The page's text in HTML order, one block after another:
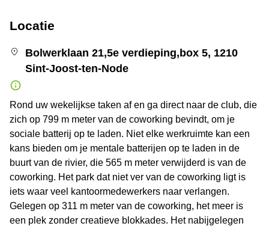
Locatie
Bolwerklaan 21,5e verdieping,box 5, 1210
Sint-Joost-ten-Node
Rond uw wekelijkse taken af en ga direct naar de club, die
zich op 799 m meter van de coworking bevindt, om je
sociale batterij op te laden. Niet elke werkruimte kan een
kans bieden om je mentale batterijen op te laden in de
buurt van de rivier, die 565 m meter verwijderd is van de
coworking. Het park dat niet ver van de coworking ligt is
iets waar veel kantoormedewerkers naar verlangen.
Gelegen op 311 m meter van de coworking, het meer is
een plek zonder creatieve blokkades. Het nabijgelegen